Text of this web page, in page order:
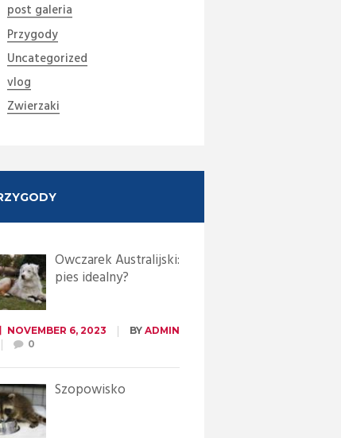
post galeria
Przygody
Uncategorized
vlog
Zwierzaki
Owczarek Australijski:
pies idealny?
NOVEMBER 6, 2023 BY ADMIN
0
Szopowisko